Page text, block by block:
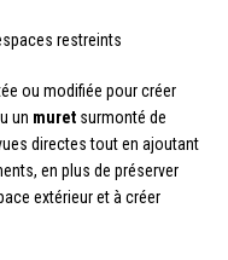
restreints
ou modifiée pour créer
un muret surmonté de
directes tout en ajoutant
en plus de préserver
extérieur et à créer